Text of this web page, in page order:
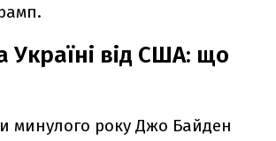
Україні від США: що
минулого року Джо Байден